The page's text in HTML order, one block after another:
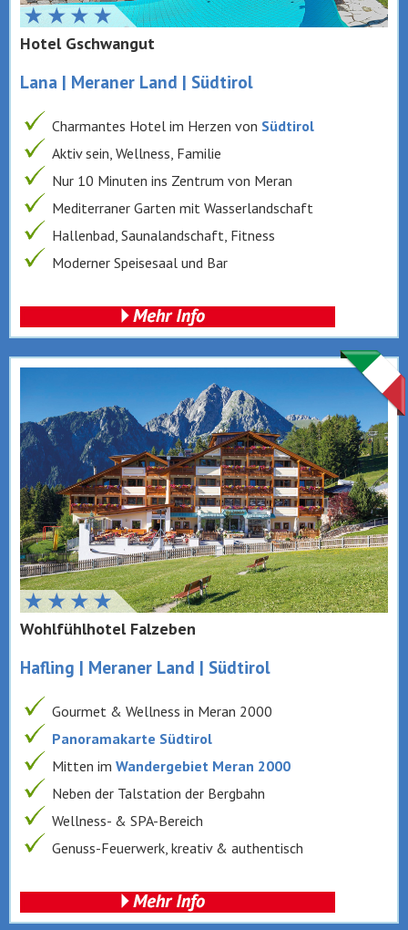
Hotel Gschwangut
Lana | Meraner Land | Südtirol
Charmantes Hotel im Herzen von Südtirol
Aktiv sein, Wellness, Familie
Nur 10 Minuten ins Zentrum von Meran
Mediterraner Garten mit Wasserlandschaft
Hallenbad, Saunalandschaft, Fitness
Moderner Speisesaal und Bar
Wohlfühlhotel Falzeben
Hafling | Meraner Land | Südtirol
Gourmet & Wellness in Meran 2000
Panoramakarte Südtirol
Mitten im Wandergebiet Meran 2000
Neben der Talstation der Bergbahn
Wellness- & SPA-Bereich
Genuss-Feuerwerk, kreativ & authentisch